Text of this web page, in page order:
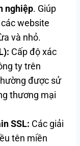
nghiệp. Giúp
website
và nhỏ.
Cấp độ xác
ty trên
được sử
thương mại
SSL: Các giải
tên miền